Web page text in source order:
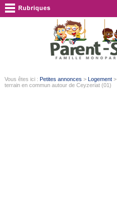
Vous êtes ici : Petites annonces > Logement>
terrain en commun autour de Ceyzeriat (01)